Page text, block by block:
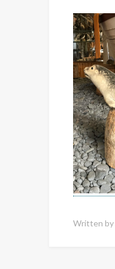
Written by